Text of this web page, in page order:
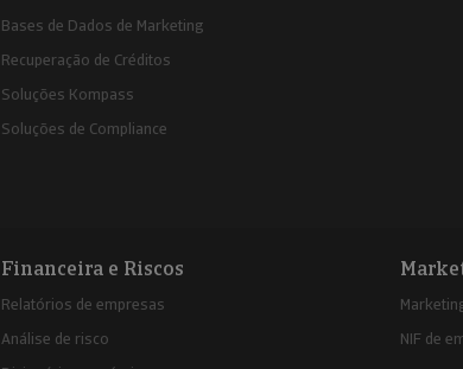
Bases de Dados de Marketing
Recuperação de Créditos
Soluções Kompass
Soluções de Compliance
Financeira e Riscos
Relatórios de empresas
Análise de risco
NIF de